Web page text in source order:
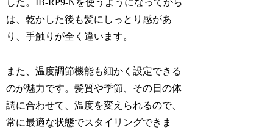
は、乾かした後も髪にしっとり感があ
り、手触りが全く違います。
また、温度調節機能も細かく設定できる
のが魅力です。髪質や季節、その日の体
調に合わせて、温度を変えられるので、
常に最適な状態でスタイリングできま